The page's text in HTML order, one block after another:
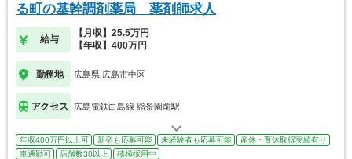
る町の基幹調剤薬局 薬剤師求人
給与
【月収】25.5万円
【年収】400万円
勤務地 広島県 広島市中区
アクセス 広島電鉄白島線 縮景園前駅
年収400万円以上可 新卒も応募可能 未経験者も応募可能
産休・育休取得実績有り
車通勤可
店舗数30以上 積極採用中